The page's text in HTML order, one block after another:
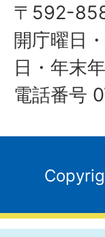
〒592-
開庁曜日
日・年末
電話番号